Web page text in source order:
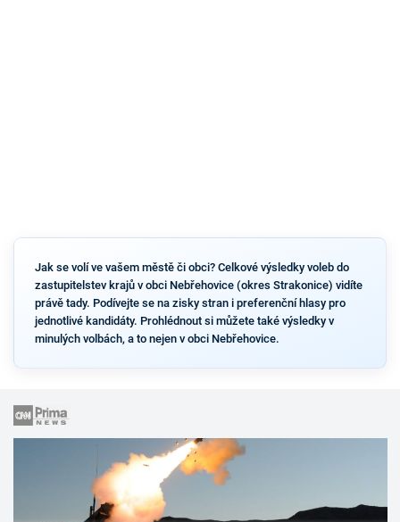
Jak se volí ve vašem městě či obci? Celkové výsledky voleb do
zastupitelstev krajů v obci Nebřehovice (okres Strakonice) vidíte
právě tady. Podívejte se na zisky stran i preferenční hlasy pro
jednotlivé kandidáty. Prohlédnout si můžete také výsledky v
minulých volbách, a to nejen v obci Nebřehovice.